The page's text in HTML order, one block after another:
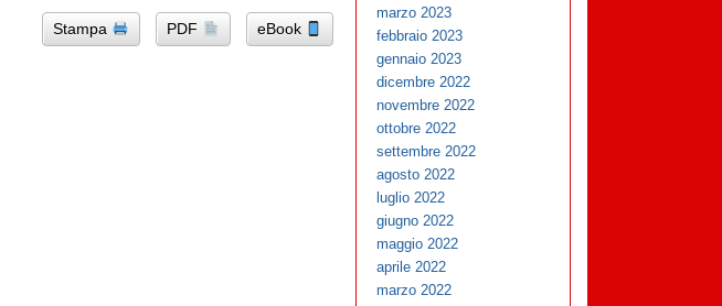
Stampa PDF eBook
marzo 2023
febbraio 2023
gennaio 2023
dicembre 2022
novembre 2022
ottobre 2022
settembre 2022
agosto 2022
luglio 2022
giugno 2022
maggio 2022
aprile 2022
marzo 2022